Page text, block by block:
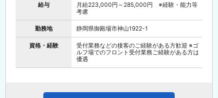
給与
月給223,000円～285,000円 ※経験・能力等
考慮
勤務地 静岡県御殿場市神山1922-1
資格・経験
受付業務などの接客のご経験がある方歓迎 ※ゴ
ルフ場でのフロント受付業務ご経験がある方は
優遇